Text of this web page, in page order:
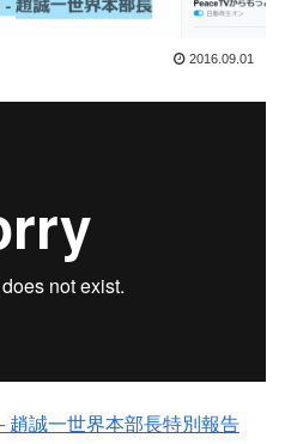
2016.09.01
趙誠一世界本部長特別報告